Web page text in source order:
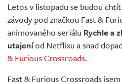
Letos v listopadu se budou
závody pod značkou Fast &
animovaného seriálu Rychle a
utajeníod Netflixu a snad
& Furious Crossroads.
Fast & Furious Crossroads